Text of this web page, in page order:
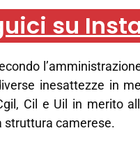
su
inesattezze in
Cil e Uil in merito
struttura camerese.